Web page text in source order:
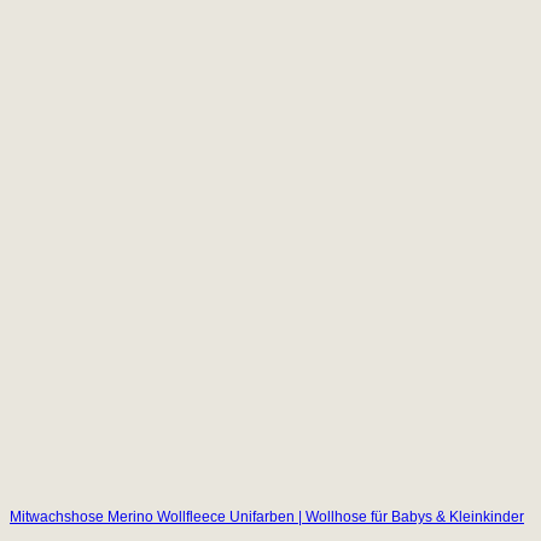
Mitwachshose Merino Wollfleece Unifarben | Wollhose für Babys & Kleinkinder